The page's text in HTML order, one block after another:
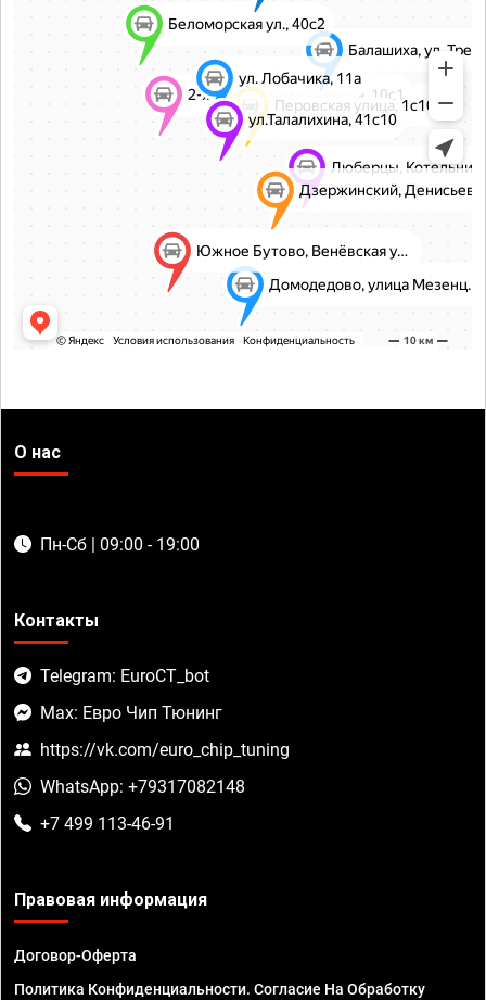
О нас
Пн-Сб | 09:00 - 19:00
Контакты
Telegram: EuroCT_bot
Max: Евро Чип Тюнинг
https://vk.com/euro_chip_tuning
WhatsApp: +79317082148
+7 499 113-46-91
Правовая информация
Договор-Оферта
Политика Конфиденциальности. Согласие На Обработку